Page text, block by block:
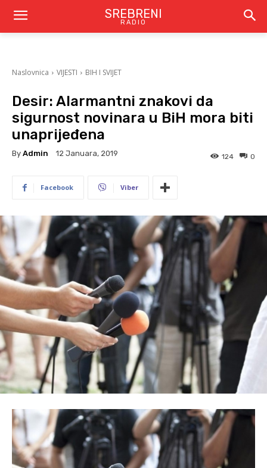
SREBRENI
RADIO
Naslovnica VIJESTI BIH I SVIJET
Desir: Alarmantni znakovi da
sigurnost novinara u BiH mora biti
unaprijeđena
By Admin 12 Januara, 2019 0
124
Facebook Viber